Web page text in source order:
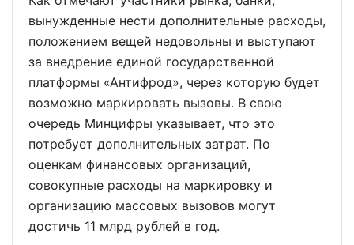
вынужденные нести дополнительные расходы,
положением вещей недовольны и выступают
за внедрение единой государственной
платформы «Антифрод», через которую будет
возможно маркировать вызовы. В свою
очередь Минцифры указывает, что это
потребует дополнительных затрат. По
оценкам финансовых организаций,
совокупные расходы на маркировку и
организацию массовых вызовов могут
достичь 11 млрд рублей в год.